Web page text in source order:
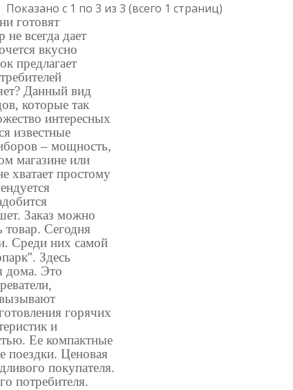
Показано с 1 по 3 из 3 (всего 1 страниц)
готовят
всегда дает
вкусно
предлагает
Данный вид
которые так
интересных
известные
– мощность,
магазине или
хватает простому
Заказ можно
товар. Сегодня
Среди них самой
”. Здесь
дома. Это
горячих
и
Ее компактные
поездки. Ценовая
покупателя.
потребителя.